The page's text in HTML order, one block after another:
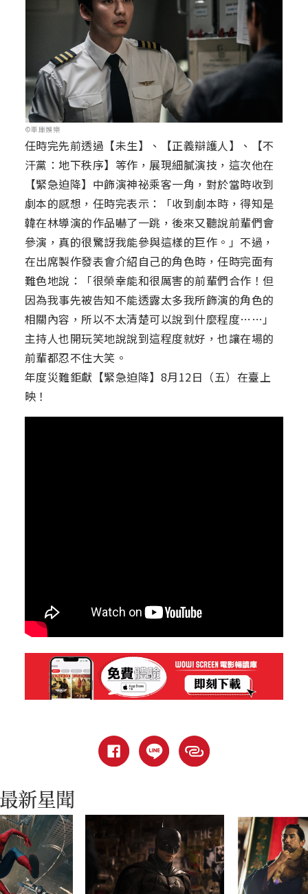
©車庫娛樂
任時完先前透過【未生】、【正義辯護人】、【不
汗黨：地下秩序】等作，展現細膩演技，這次他在
【緊急迫降】中飾演神祕乘客一角，對於當時收到
劇本的感想，任時完表示：「收到劇本時，得知是
韓在林導演的作品嚇了一跳，後來又聽說前輩們會
參演，真的很驚訝我能參與這樣的巨作。」不過，
在出席製作發表會介紹自己的角色時，任時完面有
難色地說：「很榮幸能和很厲害的前輩們合作！但
因為我事先被告知不能透露太多我所飾演的角色的
相關內容，所以不太清楚可以說到什麼程度……」
主持人也開玩笑地說說到這程度就好，也讓在場的
前輩都忍不住大笑。
年度災難鉅獻【緊急迫降】8月12日（五）在臺上
映！